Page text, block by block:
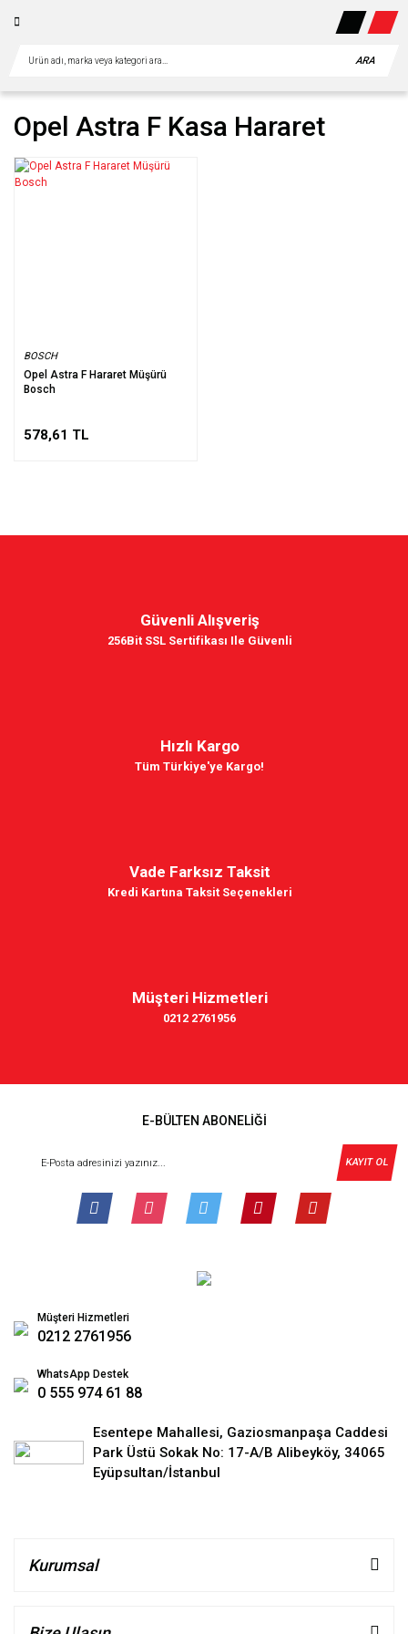
ARA
Opel Astra F Kasa Hararet
BOSCH
Opel Astra F Hararet Müşürü
Bosch
578,61 TL
Güvenli Alışveriş
256Bit SSL Sertifikası Ile Güvenli
Hızlı Kargo
Tüm Türkiye'ye Kargo!
Vade Farksız Taksit
Kredi Kartına Taksit Seçenekleri
Müşteri Hizmetleri
0212 2761956
E-BÜLTEN ABONELİĞİ
KAYIT OL
Müşteri Hizmetleri
0212 2761956
WhatsApp Destek
0 555 974 61 88
Esentepe Mahallesi, Gaziosmanpaşa Caddesi
Park Üstü Sokak No: 17-A/B Alibeyköy, 34065
Eyüpsultan/İstanbul
Kurumsal